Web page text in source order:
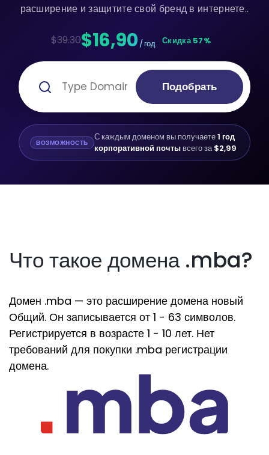
расширение и защитите свой бренд в интернете..
$39.30$16,90 / год Скидка 57%
Подобрать
ВОЗМОЖНОСТЬ С каждым доменом вы получаете1 год
корпоративной почтывсего за$2,99
Что такое домена .mba?
Домен .mba — это расширение домена новый
Общий. Он записывается от 1 - 63 символов.
Регистрируется в возрасте 1 - 10 лет. Нет
требований для покупки .mba регистрации
домена.